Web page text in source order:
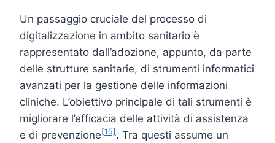
Un passaggio cruciale del processo di
digitalizzazione in ambito sanitario è
rappresentato dall’adozione, appunto, da parte
delle strutture sanitarie, di strumenti informatici
avanzati per la gestione delle informazioni
cliniche. L’obiettivo principale di tali strumenti è
migliorare l’efficacia delle attività di assistenza
e di prevenzione [15] . Tra questi assume un